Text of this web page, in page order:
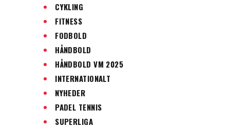
CYKLING
FITNESS
FODBOLD
HÅNDBOLD
HÅNDBOLD VM 2025
INTERNATIONALT
NYHEDER
PADEL TENNIS
SUPERLIGA